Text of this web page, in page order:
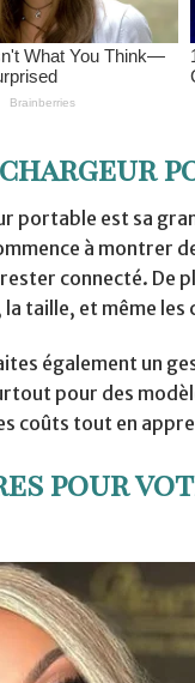
portable est sa
à montrer
connecté.
taille, et même
également un
pour des
coûts tout en
pour